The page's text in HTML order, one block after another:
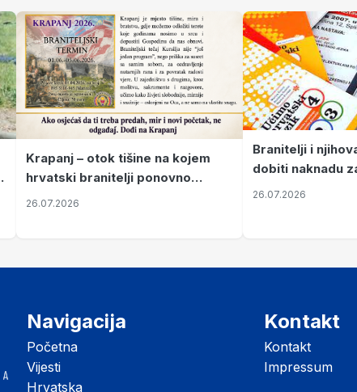
Krapanj – otok tišine na kojem
hrvatski branitelji ponovno
pronalaze mir
26.07.2026
Branitelji i
dobiti naknadu
zahtjevi se
26.07.2026
Navigacija
Početna
Vijesti
Hrvatska
Kontakt
Kontakt
Impressum